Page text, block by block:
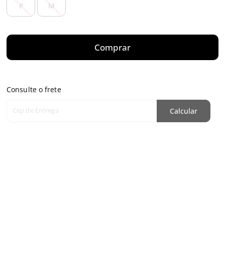
P M
Comprar
Consulte o frete
Cep de Entrega Calcular